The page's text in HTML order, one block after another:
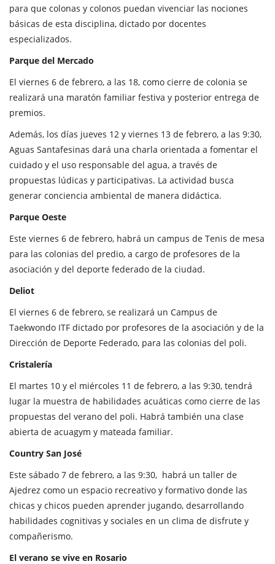
para que colonas y colonos puedan vivenciar las nociones
básicas de esta disciplina, dictado por docentes
especializados.
Parque del Mercado
El viernes 6 de febrero, a las 18, como cierre de colonia se
realizará una maratón familiar festiva y posterior entrega de
premios.
Además, los días jueves 12 y viernes 13 de febrero, a las 9:30,
Aguas Santafesinas dará una charla orientada a fomentar el
cuidado y el uso responsable del agua, a través de
propuestas lúdicas y participativas. La actividad busca
generar conciencia ambiental de manera didáctica.
Parque Oeste
Este viernes 6 de febrero, habrá un campus de Tenis de mesa
para las colonias del predio, a cargo de profesores de la
asociación y del deporte federado de la ciudad.
Deliot
El viernes 6 de febrero, se realizará un Campus de
Taekwondo ITF dictado por profesores de la asociación y de la
Dirección de Deporte Federado, para las colonias del poli.
Cristalería
El martes 10 y el miércoles 11 de febrero, a las 9:30, tendrá
lugar la muestra de habilidades acuáticas como cierre de las
propuestas del verano del poli. Habrá también una clase
abierta de acuagym y mateada familiar.
Country San José
Este sábado 7 de febrero, a las 9:30, habrá un taller de
Ajedrez como un espacio recreativo y formativo donde las
chicas y chicos pueden aprender jugando, desarrollando
habilidades cognitivas y sociales en un clima de disfrute y
compañerismo.
El verano se vive en Rosario